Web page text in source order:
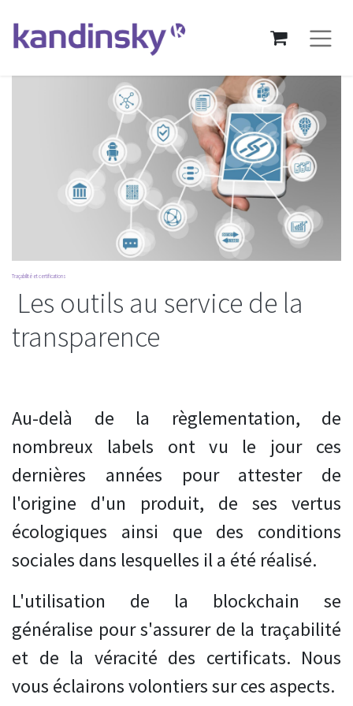
Traçabilité et certifications
Les outils au service de la
transparence
Au-delà de la règlementation, de
nombreux labels ont vu le jour ces
dernières années pour attester de
l'origine d'un produit, de ses vertus
écologiques ainsi que des conditions
sociales dans lesquelles il a été réalisé.
L'utilisation de la blockchain se
généralise pour s'assurer de la traçabilité
et de la véracité des certificats. Nous
vous éclairons volontiers sur ces aspects.